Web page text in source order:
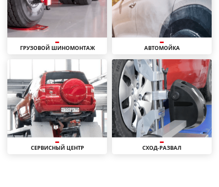
ГРУЗОВОЙ ШИНОМОНТАЖ АВТОМОЙКА
СЕРВИСНЫЙ ЦЕНТР СХОД-РАЗВАЛ